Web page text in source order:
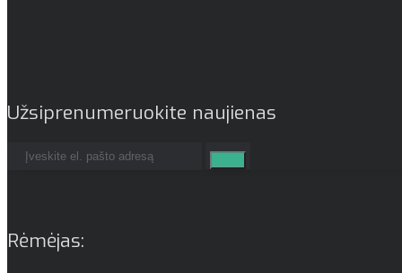
Užsiprenumeruokite naujienas
Rėmėjas: